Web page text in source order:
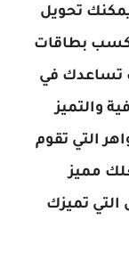
تحويل
تكسب بطاقات
تساعدك في
والتميز
التي تقوم
مميز
تميزك